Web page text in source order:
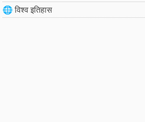
🌐 विश्व इतिहास